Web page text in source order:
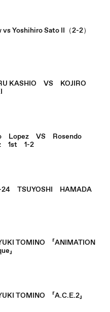
vs Yoshihiro Sato II（2-2）
KASHIO VS KOJIRO
Lopez VS Rosendo
1st 1-2
24 TSUYOSHI HAMADA
TOMINO 「ANIMATION
」
TOMINO 「A.C.E.2」